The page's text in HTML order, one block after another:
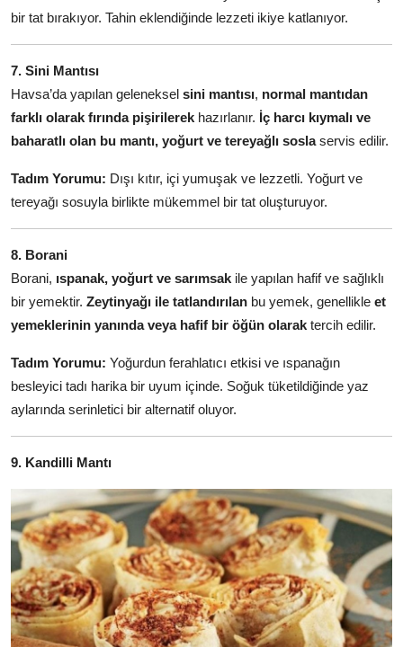
bir tat bırakıyor. Tahin eklendiğinde lezzeti ikiye katlanıyor.
7. Sini Mantısı
Havsa’da yapılan geleneksel sini mantısı, normal mantıdan
farklı olarak fırında pişirilerek hazırlanır. İç harcı kıymalı ve
baharatlı olan bu mantı, yoğurt ve tereyağlı soslaservis edilir.
Tadım Yorumu: Dışı kıtır, içi yumuşak ve lezzetli. Yoğurt ve
tereyağı sosuyla birlikte mükemmel bir tat oluşturuyor.
8. Borani
Borani, ıspanak, yoğurt ve sarımsak ile yapılan hafif ve sağlıklı
bir yemektir. Zeytinyağı ile tatlandırılan bu yemek, genellikle et
yemeklerinin yanında veya hafif bir öğün olarak tercih edilir.
Tadım Yorumu: Yoğurdun ferahlatıcı etkisi ve ıspanağın
besleyici tadı harika bir uyum içinde. Soğuk tüketildiğinde yaz
aylarında serinletici bir alternatif oluyor.
9. Kandilli Mantı